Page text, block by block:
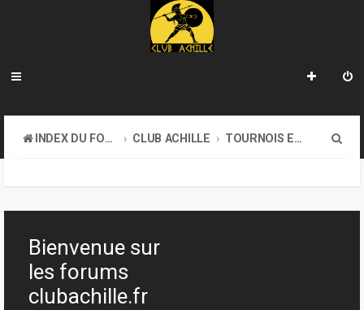
INDEX DU FORUM CLUB ACHILLE TOURNOIS ET EVENEMENTS
h
Bienvenue sur
les forums
clubachille.fr